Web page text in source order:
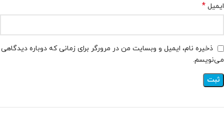
ایمیل *
ذخیره نام، ایمیل و وبسایت من در مرورگر برای زمانی که دوباره دیدگاهی
می‌نویسم.